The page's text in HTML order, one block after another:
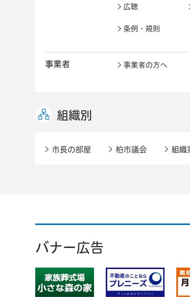
広聴
条例・規則
事業者 事業者の方へ
組織別
市長の部屋 柏市議会 組織
バナー広告